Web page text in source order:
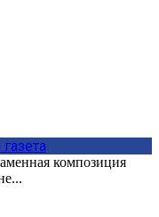
композиция